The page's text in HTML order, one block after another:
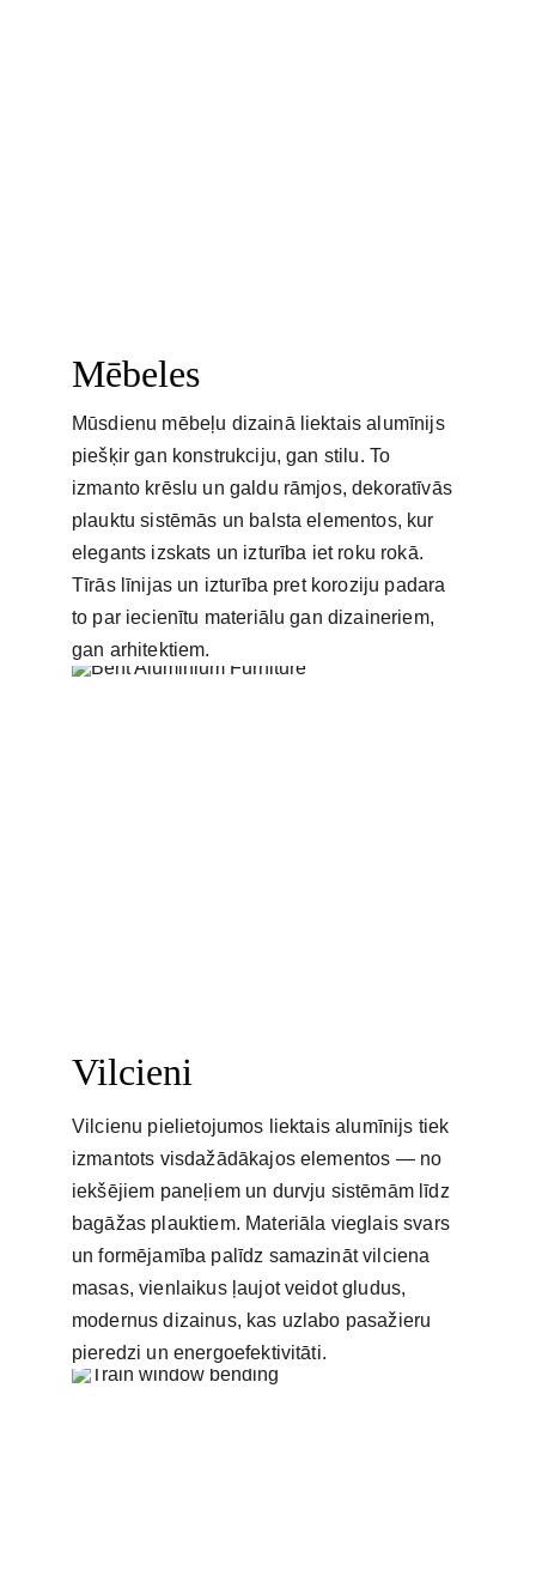
Mēbeles
Mūsdienu mēbeļu dizainā liektais alumīnijs
piešķir gan konstrukciju, gan stilu. To
izmanto krēslu un galdu rāmjos, dekoratīvās
plauktu sistēmās un balsta elementos, kur
elegants izskats un izturība iet roku rokā.
Tīrās līnijas un izturība pret koroziju padara
to par iecienītu materiālu gan dizaineriem,
gan arhitektiem.
Vilcieni
Vilcienu pielietojumos liektais alumīnijs tiek
izmantots visdažādākajos elementos — no
iekšējiem paneļiem un durvju sistēmām līdz
bagāžas plauktiem. Materiāla vieglais svars
un formējamība palīdz samazināt vilciena
masas, vienlaikus ļaujot veidot gludus,
modernus dizainus, kas uzlabo pasažieru
pieredzi un energoefektivitāti.